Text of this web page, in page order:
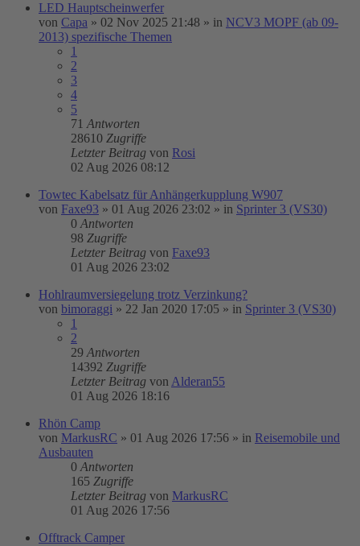
LED Hauptscheinwerfer
von Capa » 02 Nov 2025 21:48 » in NCV3 MOPF (ab 09-
2013) spezifische Themen
1
2
3
4
5
71 Antworten
28610 Zugriffe
Letzter Beitrag von Rosi
02 Aug 2026 08:12
Towtec Kabelsatz für Anhängerkupplung W907
von Faxe93 » 01 Aug 2026 23:02 » in Sprinter 3 (VS30)
0 Antworten
98 Zugriffe
Letzter Beitrag von Faxe93
01 Aug 2026 23:02
Hohlraumversiegelung trotz Verzinkung?
von bimoraggi » 22 Jan 2020 17:05 » in Sprinter 3 (VS30)
1
2
29 Antworten
14392 Zugriffe
Letzter Beitrag von Alderan55
01 Aug 2026 18:16
Rhön Camp
von MarkusRC » 01 Aug 2026 17:56 » in Reisemobile und
Ausbauten
0 Antworten
165 Zugriffe
Letzter Beitrag von MarkusRC
01 Aug 2026 17:56
Offtrack Camper